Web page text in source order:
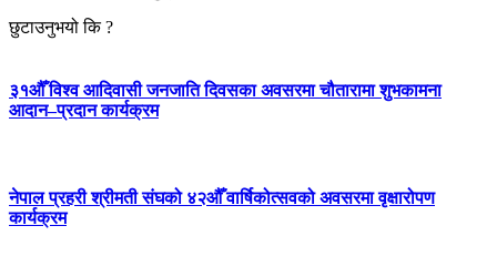
छुटाउनुभयो कि ?
३१औँ विश्व आदिवासी जनजाति दिवसका अवसरमा चौतारामा शुभकामना
आदान–प्रदान कार्यक्रम
नेपाल प्रहरी श्रीमती संघको ४२औँ वार्षिकोत्सवको अवसरमा वृक्षारोपण
कार्यक्रम